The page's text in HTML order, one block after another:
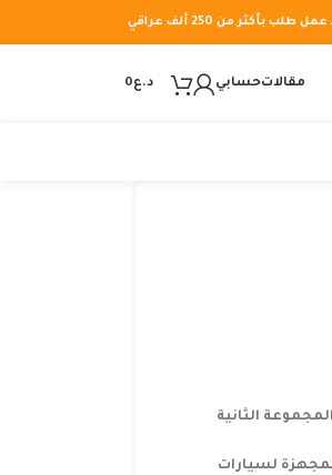
من 250 ألف عراقي
مقالاتحسابي د.ع0
الثانية
لسيارات